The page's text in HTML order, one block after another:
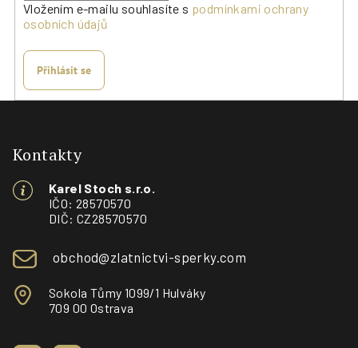
Vložením e-mailu souhlasíte s podmínkami ochrany
osobních údajů
Přihlásit se
Kontakty
Karel Stoch s.r.o.
IČO: 28570570
DIČ: CZ28570570
obchod@zlatnictvi-sperky.com
Sokola Tůmy 1099/1 Hulváky
709 00 Ostrava